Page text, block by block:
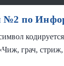
№2 по
грач,